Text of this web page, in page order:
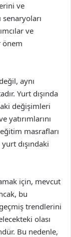
ve
senaryoları
ve
önem
aynı
Yurt dışında
değişimleri
yatırımlarını
masrafları
dışındaki
için, mevcut
bu
geçmiş trendlerini
olası
Bu nedenle,